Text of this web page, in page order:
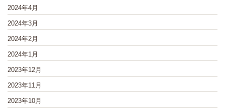
2024年4月
2024年3月
2024年2月
2024年1月
2023年12月
2023年11月
2023年10月